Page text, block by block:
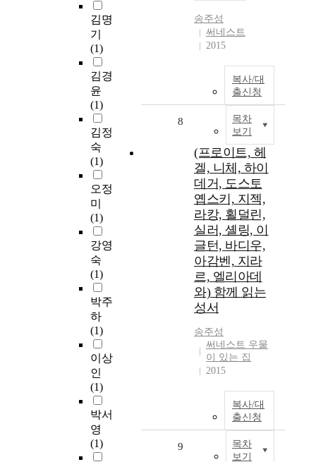
김명
기
(1)
김경
윤
(1)
김정
숙
(1)
오정
미
(1)
강영
숙
(1)
박주
하
(1)
이상
인
(1)
박서
영
(1)
송주성
써네스트
2015
복사/대
출신청
목차
보기
8
(프로이트, 헤
겔, 니체, 하이
데거, 도스토
옙스키, 지젝,
라캉, 횔덜린,
실러, 셸링, 이
글턴, 바디우,
아감벤, 지라
르, 엘리아데
와) 함께 읽는
성서
송주성
써네스트 우물
이 있는 집
2015
복사/대
출신청
목차
보기
9